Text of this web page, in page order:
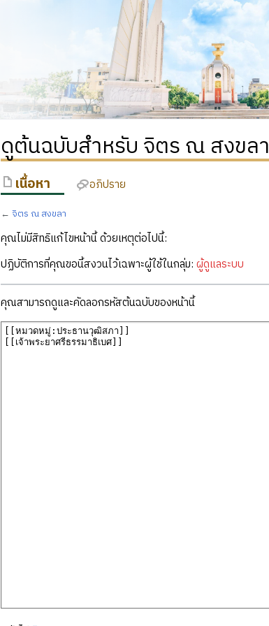
ดูต้นฉบับสำหรับ จิตร ณ สงขลา
เนื้อหา อภิปราย
← จิตร ณ สงขลา
คุณไม่มีสิทธิแก้ไขหน้านี้ ด้วยเหตุต่อไปนี้:
ปฏิบัติการที่คุณขอนี้สงวนไว้เฉพาะผู้ใช้ในกลุ่ม: ผู้ดูแลระบบ
คุณสามารถดูและคัดลอกรหัสต้นฉบับของหน้านี้